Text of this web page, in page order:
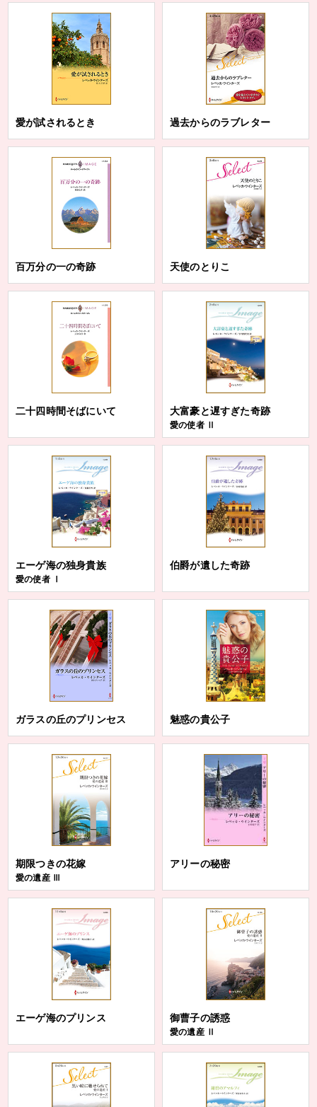
愛が試されるとき 過去からのラブレター
百万分の一の奇跡 天使のとりこ
二十四時間そばにいて 大富豪と遅すぎた奇跡
愛の使者 Ⅱ
エーゲ海の独身貴族
愛の使者 Ⅰ
伯爵が遺した奇跡
ガラスの丘のプリンセス 魅惑の貴公子
期限つきの花嫁
愛の遺産 Ⅲ
アリーの秘密
エーゲ海のプリンス 御曹子の誘惑
愛の遺産 Ⅱ